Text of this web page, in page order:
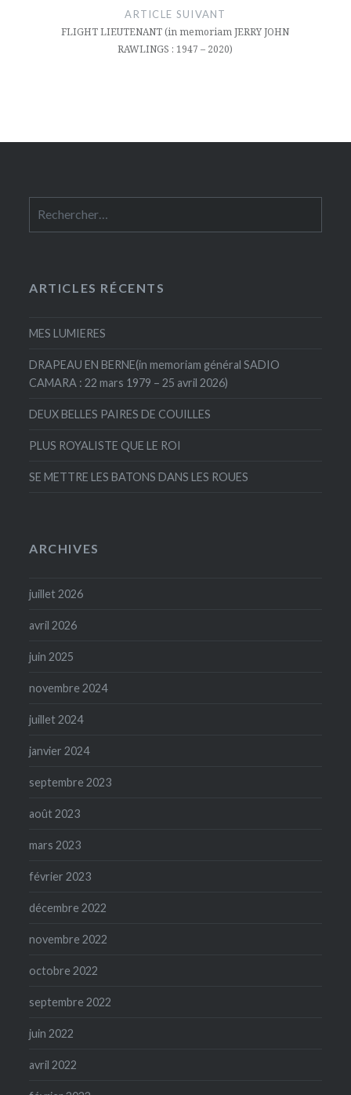
ARTICLE SUIVANT
FLIGHT LIEUTENANT (in memoriam JERRY JOHN
RAWLINGS : 1947 – 2020)
ARTICLES RÉCENTS
MES LUMIERES
DRAPEAU EN BERNE(in memoriam général SADIO
CAMARA : 22 mars 1979 – 25 avril 2026)
DEUX BELLES PAIRES DE COUILLES
PLUS ROYALISTE QUE LE ROI
SE METTRE LES BATONS DANS LES ROUES
ARCHIVES
juillet 2026
avril 2026
juin 2025
novembre 2024
juillet 2024
janvier 2024
septembre 2023
août 2023
mars 2023
février 2023
décembre 2022
novembre 2022
octobre 2022
septembre 2022
juin 2022
avril 2022